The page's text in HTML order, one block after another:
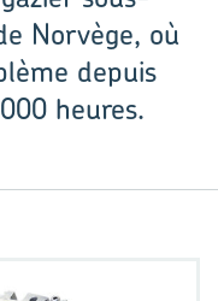
Norvège, où
depuis
heures.